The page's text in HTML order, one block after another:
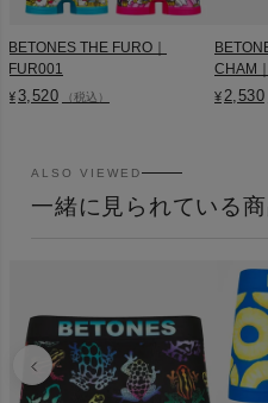
BETONES THE FURO｜
FUR001
¥ 3,520 （税込）
CHAM
¥ 2,530
ALSO VIEWED
一緒に見られている